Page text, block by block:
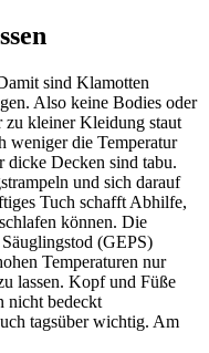
sind Klamotten
Also keine Bodies oder
zu kleiner Kleidung staut
weniger die Temperatur
dicke Decken sind tabu.
und sich darauf
Tuch schafft Abhilfe,
können. Die
(GEPS)
Temperaturen nur
lassen. Kopf und Füße
nicht bedeckt
tagsüber wichtig. Am